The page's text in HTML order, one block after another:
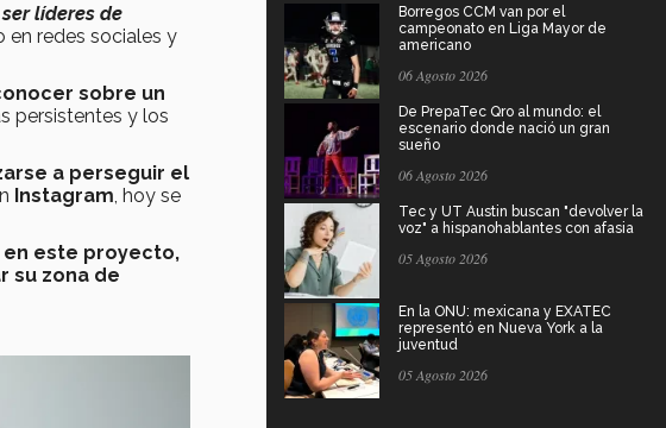
líderes de
en redes sociales y
sobre un
persistentes y los
a perseguir el
Instagram , hoy se
este proyecto,
su zona de
Borregos CCM van por el
campeonato en Liga Mayor de
americano
06 Agosto 2026
De PrepaTec Qro al mundo: el
escenario donde nació un gran
sueño
06 Agosto 2026
Tec y UT Austin buscan "devolver la
voz" a hispanohablantes con afasia
05 Agosto 2026
En la ONU: mexicana y EXATEC
representó en Nueva York a la
juventud
05 Agosto 2026